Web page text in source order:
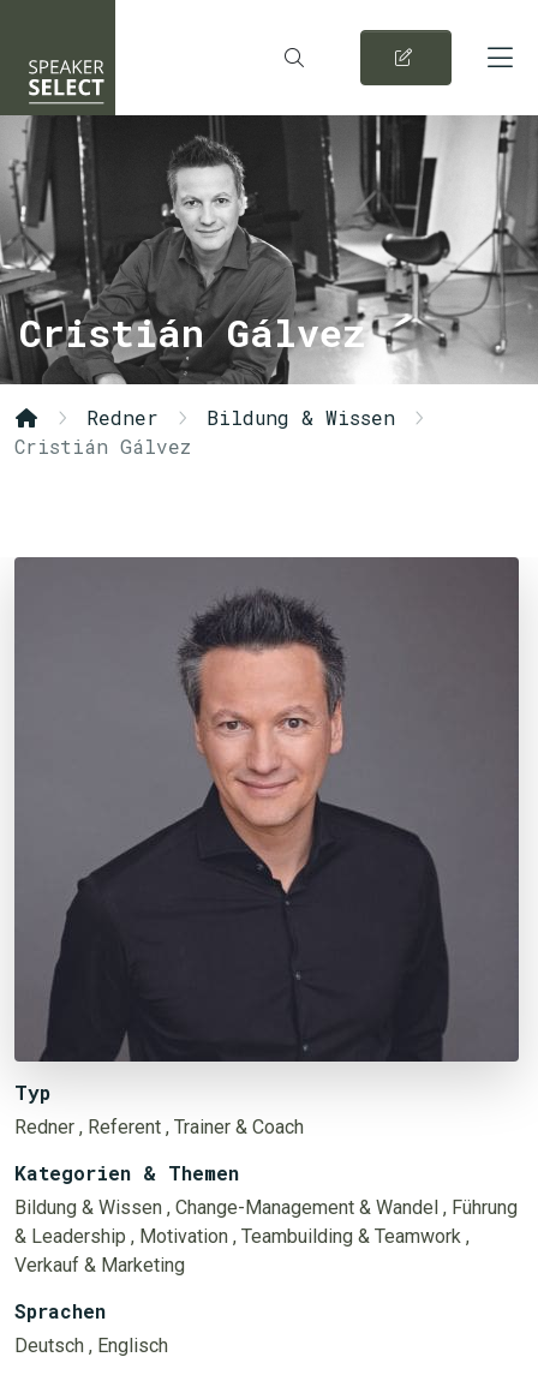
Cristián Gálvez
Redner
Bildung & Wissen
Cristián Gálvez
Typ
Redner , Referent , Trainer & Coach
Kategorien & Themen
Bildung & Wissen , Change-Management & Wandel , Führung
& Leadership , Motivation , Teambuilding & Teamwork ,
Verkauf & Marketing
Sprachen
Deutsch , Englisch